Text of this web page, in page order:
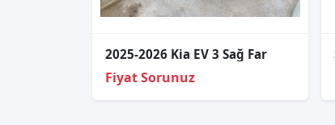
2025-2026 Kia EV 3 Sağ Far
Fiyat Sorunuz